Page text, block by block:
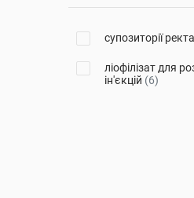
супозиторії
ліофілізат для
ін'єкцій (6)